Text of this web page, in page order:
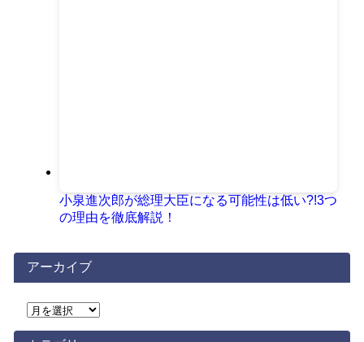
小泉進次郎が総理大臣になる可能性は低い?!3つ
の理由を徹底解説！
アーカイブ
ア